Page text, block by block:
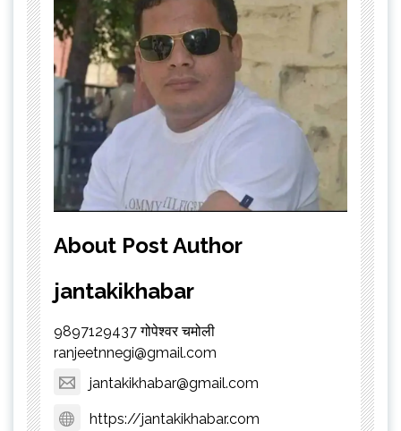
About Post Author
jantakikhabar
9897129437 गोपेश्वर चमोली
ranjeetnnegi@gmail.com
jantakikhabar@gmail.com
https://jantakikhabar.com